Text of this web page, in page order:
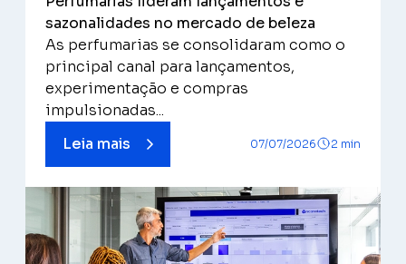
sazonalidades no mercado de beleza
As perfumarias se consolidaram como o
principal canal para lançamentos,
experimentação e compras
impulsionadas...
Leia mais
07/07/2026 2 min